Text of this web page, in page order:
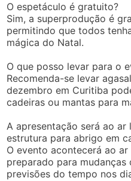
O espetáculo é gratuito?
Sim, a superprodução é
permitindo que todos
mágica do Natal.
O que posso levar para o
Recomenda-se levar
dezembro em Curitiba
cadeiras ou mantas para
A apresentação será ao
estrutura para abrigo em
O evento acontecerá ao
preparado para
previsões do tempo nos